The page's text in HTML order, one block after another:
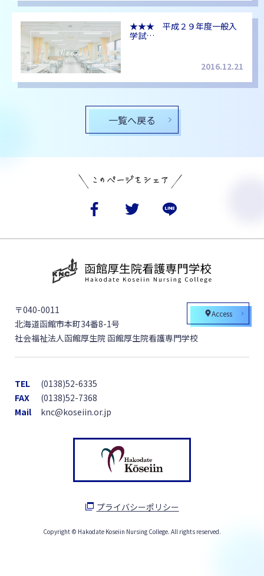
一覧へ戻る
★★★ 平成２９年度一般入
学試…
2016.12.21
Access
〒040-0011
北海道函館市本町34番8-1号
社会福祉法人函館厚生院 函館厚生院看護専門学校
TEL
(0138)52-6335
FAX
(0138)52-7368
Mail
knc@koseiin.or.jp
プライバシーポリシー
Copyright © Hakodate Koseiin Nursing College. All rights reserved.